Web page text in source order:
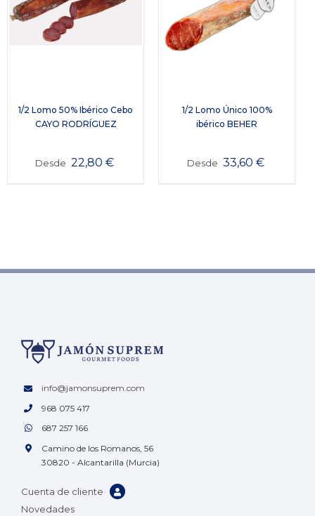
1/2 Lomo 50% Ibérico Cebo
CAYO RODRÍGUEZ
Desde 22,80 €
1/2 Lomo Único 100%
ibérico BEHER
Desde 33,60 €
info@jamonsuprem.com
968 075 417
687 257 166
Camino de los Romanos, 56
30820 - Alcantarilla (Murcia)
Cuenta de cliente
Novedades